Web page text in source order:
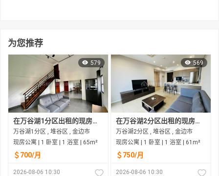
为您推荐
579
在万谷湖1分区出租的现房公寓
万谷湖1分区 , 堆谷区 , 金边市
现房公寓 | 1 卧室 | 1 浴室 | 65m²
＄700/月
2026-08-06 10:30
569
在万谷湖2分区出租的现房公寓
万谷湖2分区 , 堆谷区 , 金边市
现房公寓 | 1 卧室 | 1 浴室 | 61m²
＄750/月
2026-08-06 10:30